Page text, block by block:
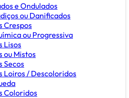
e Ondulados
ou Danificados
Crespos
ou Progressiva
Lisos
ou Mistos
Secos
Loiros / Descoloridos
Coloridos